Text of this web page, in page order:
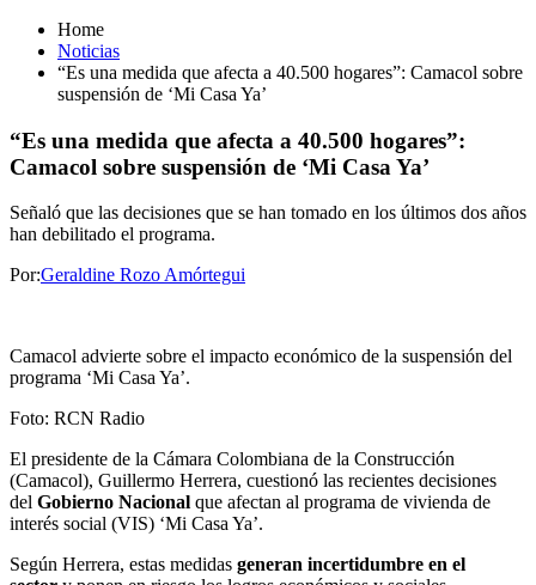
Home
Noticias
“Es una medida que afecta a 40.500 hogares”: Camacol sobre
suspensión de ‘Mi Casa Ya’
“Es una medida que afecta a 40.500 hogares”:
Camacol sobre suspensión de ‘Mi Casa Ya’
Señaló que las decisiones que se han tomado en los últimos dos años
han debilitado el programa.
Por:Geraldine Rozo Amórtegui
Camacol advierte sobre el impacto económico de la suspensión del
programa ‘Mi Casa Ya’.
Foto: RCN Radio
El presidente de la Cámara Colombiana de la Construcción
(Camacol), Guillermo Herrera, cuestionó las recientes decisiones
del Gobierno Nacional que afectan al programa de vivienda de
interés social (VIS) ‘Mi Casa Ya’.
Según Herrera, estas medidas generan incertidumbre en el